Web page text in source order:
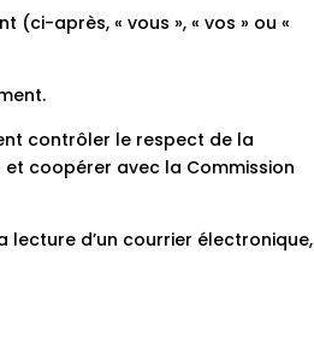
(ci-après, « vous », « vos » ou «
contrôler le respect de la
coopérer avec la Commission
d’un courrier électronique,